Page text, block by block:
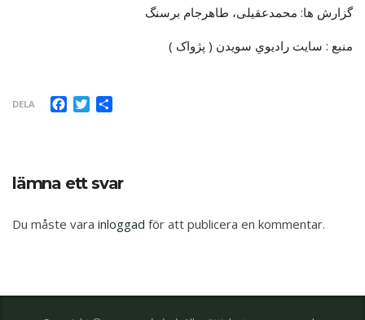
گزارش ها: محمدعقیلی، طاهرجام برسنگ
منبع : سايت راديوي سويدن ( پژواک )
DELA Facebook
Twitter
lämna ett svar
Du måste vara inloggad för att publicera en kommentar.